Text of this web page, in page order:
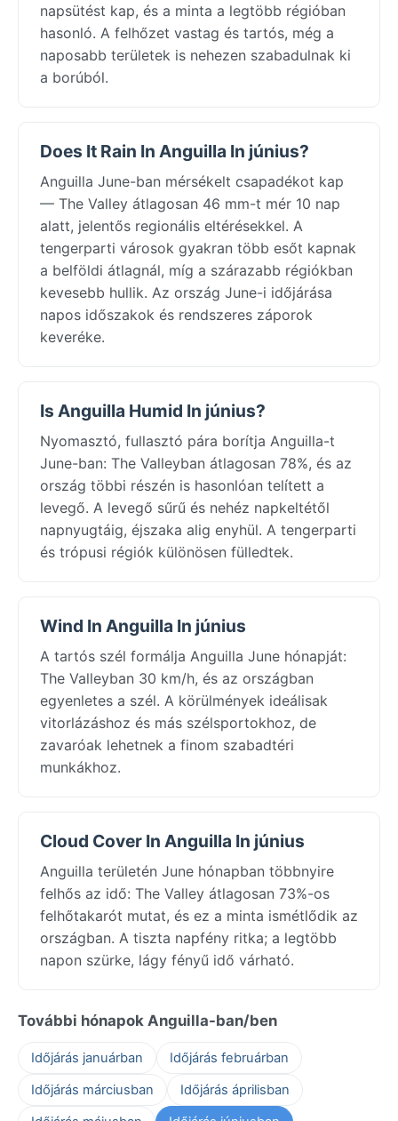
napsütést kap, és a minta a legtöbb régióban
hasonló. A felhőzet vastag és tartós, még a
naposabb területek is nehezen szabadulnak ki
a borúból.
Does It Rain In Anguilla In június?
Anguilla June-ban mérsékelt csapadékot kap
— The Valley átlagosan 46 mm-t mér 10 nap
alatt, jelentős regionális eltérésekkel. A
tengerparti városok gyakran több esőt kapnak
a belföldi átlagnál, míg a szárazabb régiókban
kevesebb hullik. Az ország June-i időjárása
napos időszakok és rendszeres záporok
keveréke.
Is Anguilla Humid In június?
Nyomasztó, fullasztó pára borítja Anguilla-t
June-ban: The Valleyban átlagosan 78%, és az
ország többi részén is hasonlóan telített a
levegő. A levegő sűrű és nehéz napkeltétől
napnyugtáig, éjszaka alig enyhül. A tengerparti
és trópusi régiók különösen fülledtek.
Wind In Anguilla In június
A tartós szél formálja Anguilla June hónapját:
The Valleyban 30 km/h, és az országban
egyenletes a szél. A körülmények ideálisak
vitorlázáshoz és más szélsportokhoz, de
zavaróak lehetnek a finom szabadtéri
munkákhoz.
Cloud Cover In Anguilla In június
Anguilla területén June hónapban többnyire
felhős az idő: The Valley átlagosan 73%-os
felhőtakarót mutat, és ez a minta ismétlődik az
országban. A tiszta napfény ritka; a legtöbb
napon szürke, lágy fényű idő várható.
További hónapok Anguilla-ban/ben
Időjárás januárban
Időjárás februárban
Időjárás márciusban
Időjárás áprilisban